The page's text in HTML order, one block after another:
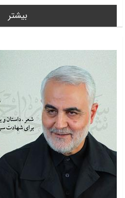
بیشتر